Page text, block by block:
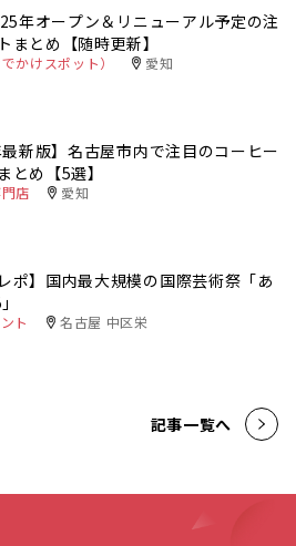
年オープン＆リニューアル予定の注
まとめ【随時更新】
かけスポット） 愛知
最新版】名古屋市内で注目のコーヒー
とめ【5選】
店 愛知
ポ】国内最大規模の国際芸術祭「あ
ト 名古屋 中区栄
記事一覧へ